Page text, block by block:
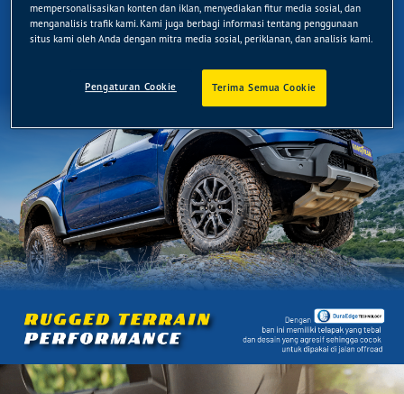
mempersonalisasikan konten dan iklan, menyediakan fitur media sosial, dan
menganalisis trafik kami. Kami juga berbagi informasi tentang penggunaan
situs kami oleh Anda dengan mitra media sosial, periklanan, dan analisis kami.
Terima Semua Cookie
Pengaturan Cookie